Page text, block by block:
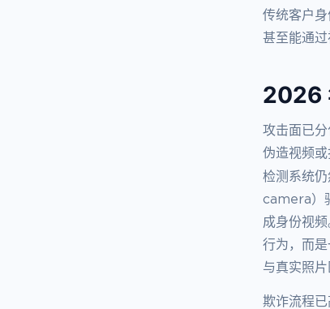
传统客户
甚至能通过
2026
攻击面已分
伪造视频
检测系统仍
camera）
成身份视
行为，而
与真实照
欺诈流程